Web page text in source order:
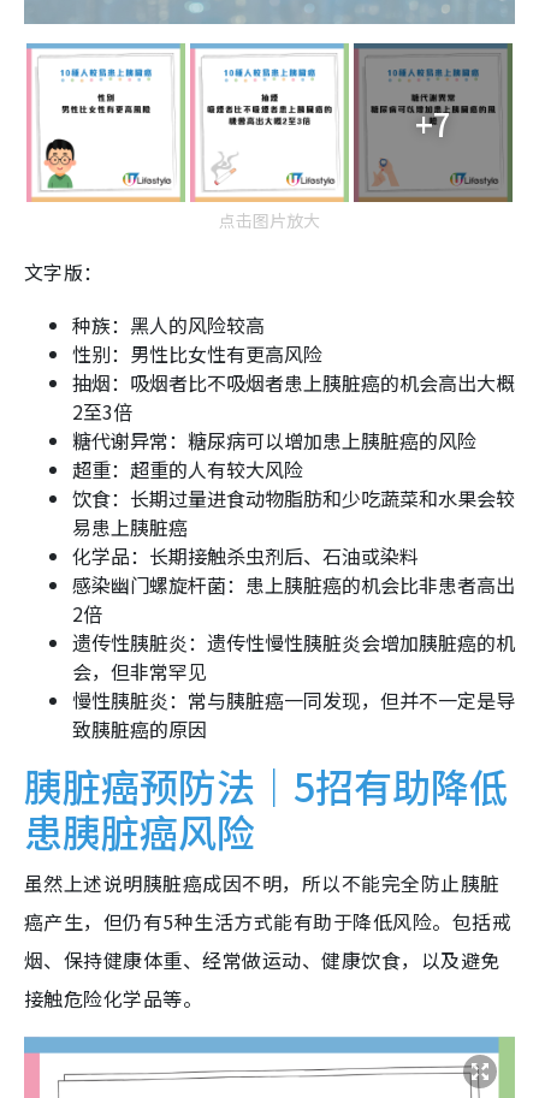
+7
点击图片放大
文字版：
种族：黑人的风险较高
性别：男性比女性有更高风险
抽烟：吸烟者比不吸烟者患上胰脏癌的机会高出大概
2至3倍
糖代谢异常：糖尿病可以增加患上胰脏癌的风险
超重：超重的人有较大风险
饮食：长期过量进食动物脂肪和少吃蔬菜和水果会较
易患上胰脏癌
化学品：长期接触杀虫剂后、石油或染料
感染幽门螺旋杆菌：患上胰脏癌的机会比非患者高出
2倍
遗传性胰脏炎：遗传性慢性胰脏炎会增加胰脏癌的机
会，但非常罕见
慢性胰脏炎：常与胰脏癌一同发现，但并不一定是导
致胰脏癌的原因
胰脏癌预防法｜5招有助降低
患胰脏癌风险
虽然上述说明胰脏癌成因不明，所以不能完全防止胰脏
癌产生，但仍有5种生活方式能有助于降低风险。包括戒
烟、保持健康体重、经常做运动、健康饮食，以及避免
接触危险化学品等。